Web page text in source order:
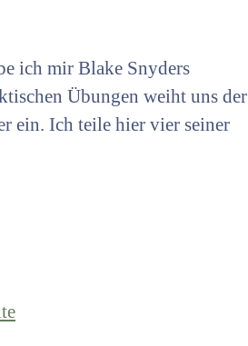
ich mir Blake Snyders
Übungen weiht uns der
ein. Ich teile hier vier seiner